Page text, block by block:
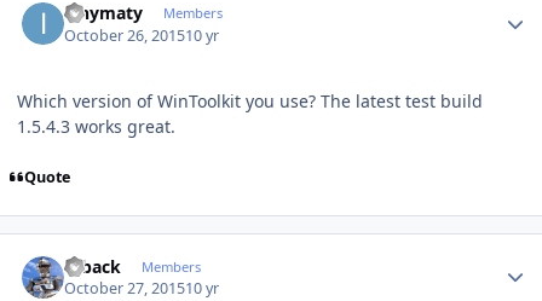
ianymaty Members
October 26, 201510 yr
Which version of WinToolkit you use? The latest test build
1.5.4.3 works great.
Quote
ryback Members
October 27, 201510 yr